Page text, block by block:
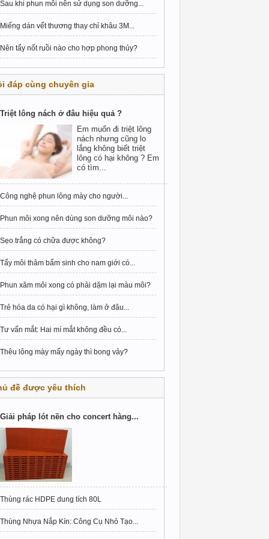
Sau khi phun môi nên sử dụng son dưỡng...
Miếng dán vết thương thay chỉ khâu 3M...
Nên tẩy nốt ruồi nào cho hợp phong thủy?
đáp cùng chuyên gia
Triệt lông nách ở đâu hiệu quả ?
Em muốn đi triệt lông
nách nhưng cũng lo
lắng không biết triệt
lông có hại không ? Em
có tìm...
Công nghệ phun lông mày cho người...
Phun môi xong nên dùng son dưỡng môi nào?
Sẹo trắng có chữa được không?
Tẩy môi thâm bẩm sinh cho nam giới có...
Phun xăm môi xong có phải dặm lại màu môi?
Trẻ hóa da có hại gì không, làm ở đâu...
Tư vấn mắt: Hai mí mắt không đều có...
Thêu lông mày mấy ngày thì bong vảy?
đề được yêu thích
Giải pháp lót nền cho concert hàng...
Thùng rác HDPE dung tích 80L
Thùng Nhựa Nắp Kín: Công Cụ Nhỏ Tạo...